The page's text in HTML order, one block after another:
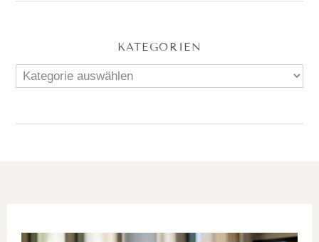
KATEGORIEN